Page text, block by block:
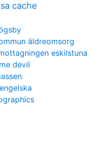
cache
äldreomsorg
eskilstuna
devil